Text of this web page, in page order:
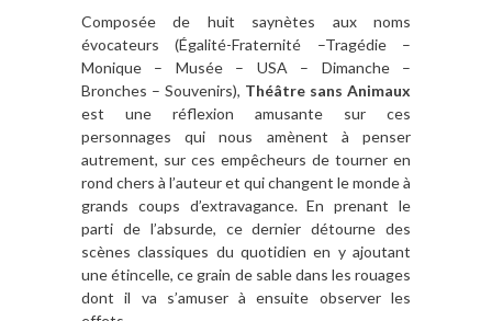
Composée de huit saynètes aux noms
évocateurs (Égalité-Fraternité –Tragédie –
Monique – Musée – USA – Dimanche –
Bronches – Souvenirs), Théâtre sans Animaux
est une réflexion amusante sur ces
personnages qui nous amènent à penser
autrement, sur ces empêcheurs de tourner en
rond chers à l’auteur et qui changent le monde à
grands coups d’extravagance. En prenant le
parti de l’absurde, ce dernier détourne des
scènes classiques du quotidien en y ajoutant
une étincelle, ce grain de sable dans les rouages
dont il va s’amuser à ensuite observer les